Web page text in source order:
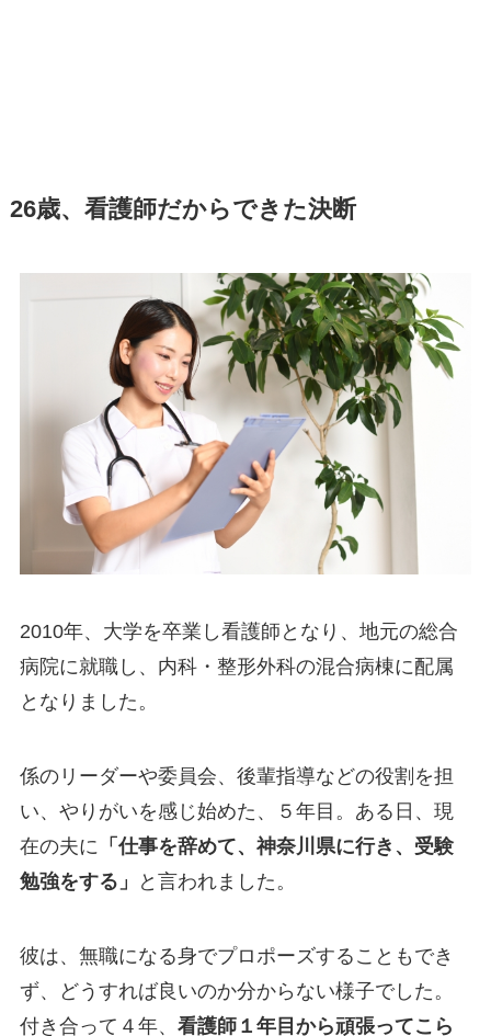
26歳、看護師だからできた決断
2010年、大学を卒業し看護師となり、地元の総合
病院に就職し、内科・整形外科の混合病棟に配属
となりました。
係のリーダーや委員会、後輩指導などの役割を担
い、やりがいを感じ始めた、５年目。ある日、現
在の夫に 「仕事を辞めて、神奈川県に行き、受験
勉強をする」
と言われました。
彼は、無職になる身でプロポーズすることもでき
ず、どうすれば良いのか分からない様子でした。
付き合って４年、 看護師１年目から頑張ってこら